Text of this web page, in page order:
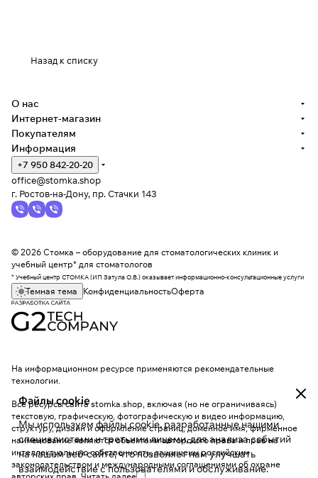
Назад к списку
Файлы cookie
Мы используем файлы cookie, разработанные нашими
специалистами и третьими лицами, для анализа событий
на нашем веб-сайте, что позволяет нам улучшать
взаимодействие с пользователями и обслуживание.
О нас
Интернет-магазин
Покупателям
Информация
+7 950 842-20-20
office@stomka.shop
г. Ростов-на-Дону, пр. Стачки 143
© 2026 Стомка – оборудование для стоматологических клиник и
учебный центр* для стоматологов
* Учебный центр СТОМКА (ИП Затула О.В.) оказывает информационно-консультационные услуги
Темная тема КонфиденциальностьОферта
На информационном ресурсе применяются рекомендательные
технологии.
Все ресурсы сайта stomka.shop, включая (но не ограничиваясь)
текстовую, графическую, фотографическую и видео информацию,
структуру, дизайн и оформление страниц, доменное имя, фирменное
наименование являются объектами авторского права и прав на
интеллектуальную собственность, защищены российским
законодательством и международными соглашениями об охране